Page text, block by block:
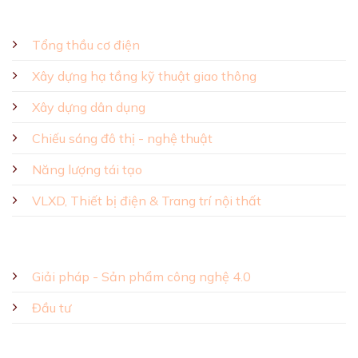
Tổng thầu cơ điện
Xây dựng hạ tầng kỹ thuật giao thông
Xây dựng dân dụng
Chiếu sáng đô thị - nghệ thuật
Năng lượng tái tạo
VLXD, Thiết bị điện & Trang trí nội thất
Giải pháp - Sản phẩm công nghệ 4.0
Đầu tư